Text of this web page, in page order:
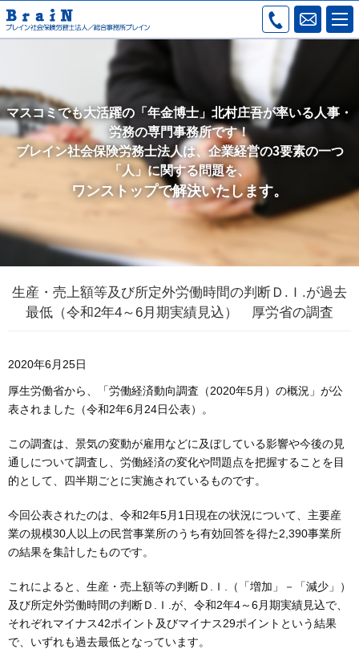
マスコミでも大活躍の「年金博士」北村庄吾が率いる人事・
労務の専門事務所です！
ブレイン社会保険労務士法人は、企業経営の3要素の一つ
「人」に関する問題を、
ワンストップで解決いたします。
生産・売上額等及び所定外労働時間の判断Ｄ.Ｉ.が過去
最低（令和2年4～6月期実績見込） 厚労省の調査
2020年6月25日
厚生労働省から、「労働経済動向調査（2020年5月）の概況」が公
表されました（令和2年6月24日公表）。
この調査は、景気の変動が雇用などに及ぼしている影響や今後の見
通しについて調査し、労働経済の変化や問題点を把握することを目
的として、四半期ごとに実施されているものです。
今回公表されたのは、令和2年5月1日現在の状況について、主要産
業の規模30人以上の民営事業所のうち有効回答を得た2,390事業所
の結果を集計したものです。
これによると、生産・売上額等の判断Ｄ.Ｉ.（「増加」－「減少」）
及び所定外労働時間の判断Ｄ.Ｉ.が、令和2年4～6月期実績見込で、
それぞれマイナス42ポイント及びマイナス29ポイントという結果
で、いずれも過去最低となっています。